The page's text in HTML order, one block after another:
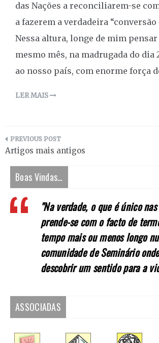
das Nações a reconciliarem-se
a fazerem a verdadeira “conversão
Nessa altura, longe de mim pensar
mesmo mês, na madrugada do dia
ao nosso país, com enorme força
LER MAIS
Navegação
de
artigos
Artigos mais antigos
Boas Vindas…
"Na verdade, o que é único
prende-se com o facto de
tempo mais ou menos longo
comunidade de Seminário
descobrir um sentido para a
ASSOCIADAS